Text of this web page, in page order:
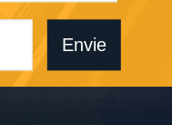
Envie